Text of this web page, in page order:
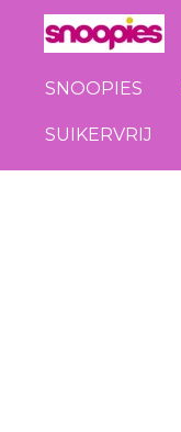
direct
hoofdinhoud
SNOOPIES
SUIKERVRIJ